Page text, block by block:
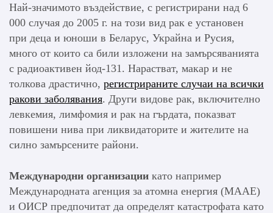
Най-значимото въздействие, с регистрирани над 6
000 случая до 2005 г. на този вид рак е установен
при деца и юноши в Беларус, Украйна и Русия,
много от които са били изложени на замърсяванията
с радиоактивен йод-131. Нарастват, макар и не
толкова драстично, регистрираните случаи на всички
ракови заболявания. Други видове рак, включително
левкемия, лимфомия и рак на гърдата, показват
повишени нива при ликвидаторите и жителите на
силно замърсените райони.
Международни организации като например
Международната агенция за атомна енергия (МААЕ)
и ОИСР предпочитат да определят катастрофата като